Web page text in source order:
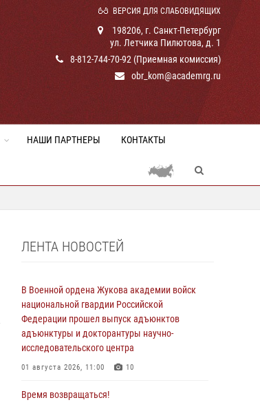
ВЕРСИЯ ДЛЯ СЛАБОВИДЯЩИХ
198206, г. Санкт-Петербург
ул. Летчика Пилютова, д. 1
8-812-744-70-92 (Приемная комиссия)
obr_kom@academrg.ru
НАШИ ПАРТНЕРЫ КОНТАКТЫ
ЛЕНТА НОВОСТЕЙ
В Военной ордена Жукова академии войск
национальной гвардии Российской
Федерации прошел выпуск адъюнктов
адъюнктуры и докторантуры научно-
исследовательского центра
01 августа 2026, 11:00 10
Время возвращаться!